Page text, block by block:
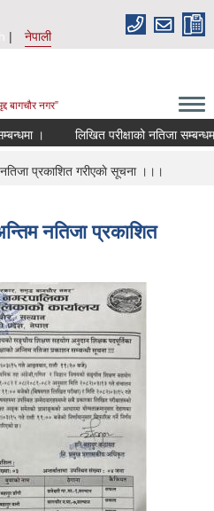
नेपाली
बागचौर नगर”
। लिखित परीक्षाको नतिजा सम्बन्धमा
प्रकाशित गरीएकाे सूचना ।।।
नतिजा प्रकाशित